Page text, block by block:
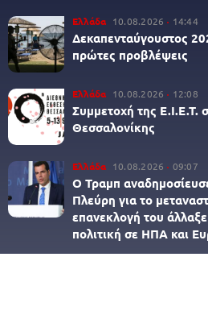
Ελλάδα 10.08.2026 14:44
Δεκαπενταύγουστος
πρώτες προβλέψεις
Ελλάδα 10.08.2026 12:08
Συμμετοχή της Ε.Ι.Ε.Τ.
Θεσσαλονίκης
Ελλάδα 10.08.2026 09:07
Ο Τραμπ
Πλεύρη για το
επανεκλογή του
πολιτική σε ΗΠΑ και